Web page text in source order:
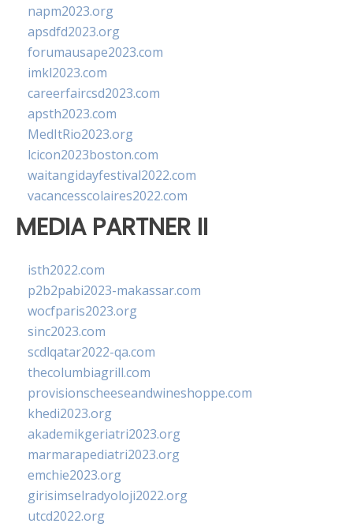
napm2023.org
apsdfd2023.org
forumausape2023.com
imkl2023.com
careerfaircsd2023.com
apsth2023.com
MedItRio2023.org
lcicon2023boston.com
waitangidayfestival2022.com
vacancesscolaires2022.com
MEDIA PARTNER II
isth2022.com
p2b2pabi2023-makassar.com
wocfparis2023.org
sinc2023.com
scdlqatar2022-qa.com
thecolumbiagrill.com
provisionscheeseandwineshoppe.com
khedi2023.org
akademikgeriatri2023.org
marmarapediatri2023.org
emchie2023.org
girisimselradyoloji2022.org
utcd2022.org